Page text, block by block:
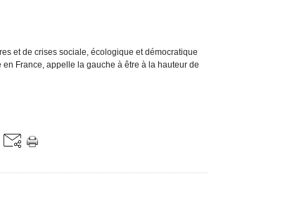
et de crises sociale, écologique et démocratique
France, appelle la gauche à être à la hauteur de